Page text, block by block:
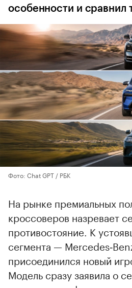
особенности и сравнил
Фото: Chat GPT / РБК
На рынке премиальных
кроссоверов назревает
противостояние. К
сегмента —
присоединился новый
Модель сразу заявила о